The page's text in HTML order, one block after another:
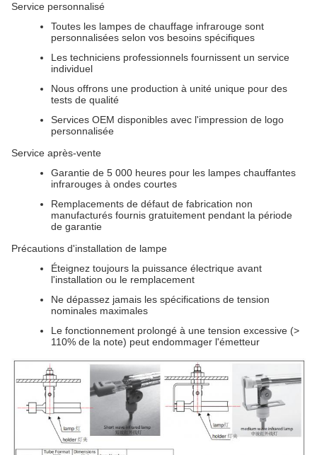
Service personnalisé
Toutes les lampes de chauffage infrarouge sont
personnalisées selon vos besoins spécifiques
Les techniciens professionnels fournissent un service
individuel
Nous offrons une production à unité unique pour des
tests de qualité
Services OEM disponibles avec l'impression de logo
personnalisée
Service après-vente
Garantie de 5 000 heures pour les lampes chauffantes
infrarouges à ondes courtes
Remplacements de défaut de fabrication non
manufacturés fournis gratuitement pendant la période
de garantie
Précautions d'installation de lampe
Éteignez toujours la puissance électrique avant
l'installation ou le remplacement
Ne dépassez jamais les spécifications de tension
nominales maximales
Le fonctionnement prolongé à une tension excessive (>
110% de la note) peut endommager l'émetteur